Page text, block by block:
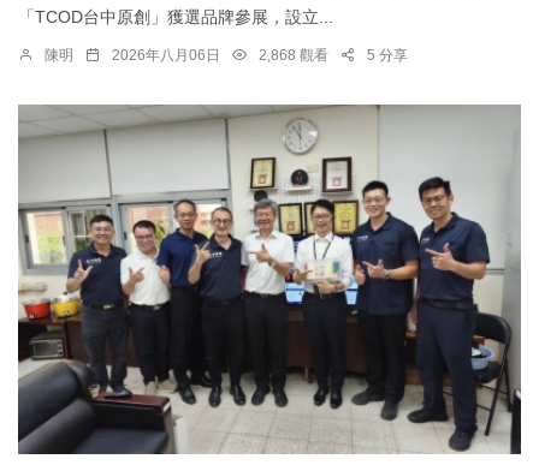
「TCOD台中原創」獲選品牌參展，設立...
陳明 2026年八月06日 2,868 觀看 5 分享